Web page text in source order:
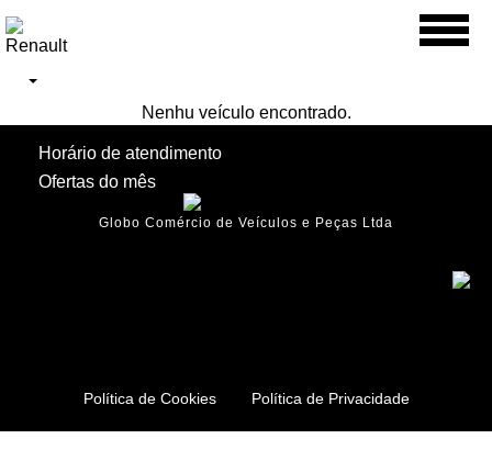
Nenhu veículo encontrado.
Horário de atendimento
Ofertas do mês
Globo Comércio de Veículos e Peças Ltda
Política de Cookies Política de Privacidade